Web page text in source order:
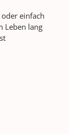
einfach
Leben lang